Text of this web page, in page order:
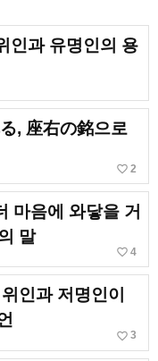
인과 유명인의 용
, 座右の銘으로
favorite_border 2
마음에 와닿을 거
말
favorite_border 4
인과 저명인이
favorite_border 3